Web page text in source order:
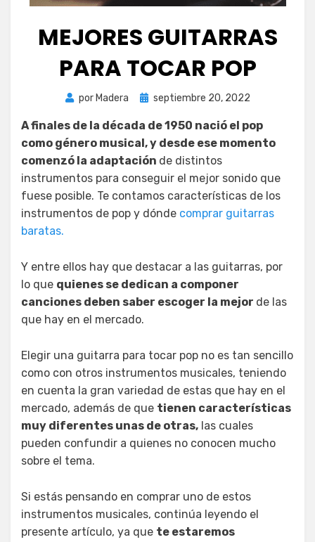
MEJORES GUITARRAS
PARA TOCAR POP
por Madera
Publicada
septiembre 20, 2022
A finales de la década de 1950 nació el pop
como género musical, y desde ese momento
comenzó la adaptación de distintos
instrumentos para conseguir el mejor sonido que
fuese posible. Te contamos características de los
instrumentos de pop y dónde comprar guitarras
baratas.
Y entre ellos hay que destacar a las guitarras, por
lo que quienes se dedican a componer
canciones deben saber escoger la mejor de las
que hay en el mercado.
Elegir una guitarra para tocar pop no es tan sencillo
como con otros instrumentos musicales, teniendo
en cuenta la gran variedad de estas que hay en el
mercado, además de que tienen características
muy diferentes unas de otras, las cuales
pueden confundir a quienes no conocen mucho
sobre el tema.
Si estás pensando en comprar uno de estos
instrumentos musicales, continúa leyendo el
presente artículo, ya que te estaremos